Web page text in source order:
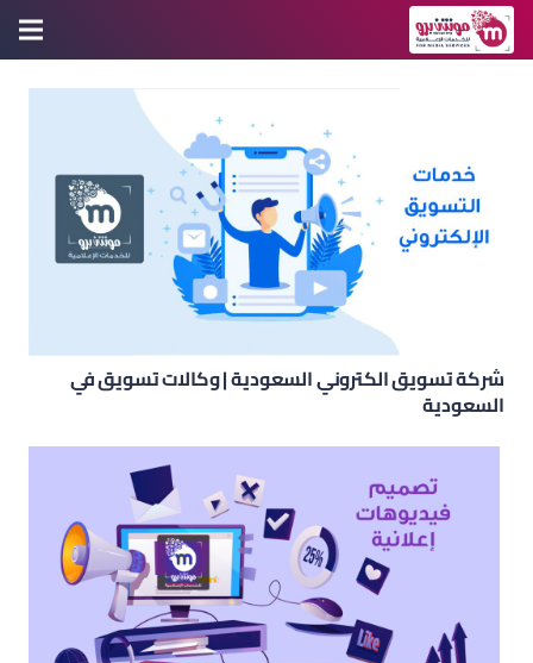
شركة تسويق الكتروني السعودية | وكالات تسويق في
السعودية